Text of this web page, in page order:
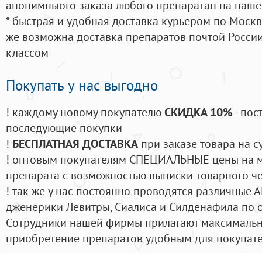
анонимныого заказа любого препаратан на
* быстрая и удобная доставка курьером по
же возможна доставка препаратов почтой
классом
Покупать у нас выгодно
! каждому новому покупателюСКИДКА 10%-
последующие покупки
! БЕСПЛАТНАЯ ДОСТАВКА при заказе товара на
! оптовым покупателям СПЕЦИАЛЬНЫЕ цены на
препарата с возможностью выписки товарного
! так же у нас постоянно проводятся
дженерики Левитры, Сиалиса и Силденафила по
Cотрудники нашей фирмы прилагают
приобретение препаратов удобным для